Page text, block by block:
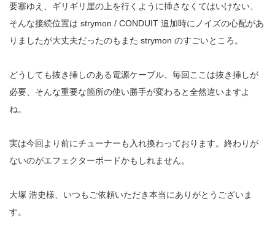
要塞ゆえ、ギリギリ崖の上を行くように挿さなくてはいけない、
そんな接続位置は strymon / CONDUIT 追加時にノイズの心配があ
りましたが大丈夫だったのもまた strymon のすごいところ。
どうしても抜き挿しのある電源ケーブル、毎回ここは抜き挿しが
必要、そんな重要な箇所の使い勝手が変わると全然違いますよ
ね。
実は今回より前にチューナーも入れ換わっております。終わりが
ないのがエフェクターボードかもしれません。
大塚 浩史様、いつもご依頼いただき本当にありがとうございま
す。